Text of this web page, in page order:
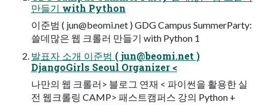
만들기 with Python
이준범 ( jun@beomi.net ) GDG Campus SummerParty:
쓸데많은 웹 크롤러 만들기 with Python 1
발표자 소개 이준범 (jun@beomi.net )
DjangoGirls Seoul Organizer <
나만의 웹 크롤러> 블로그 연재 < 파이썬을 활용한 실
전 웹크롤링 CAMP> 패스트캠퍼스 강의 Python +